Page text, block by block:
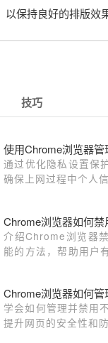
保持良好的排版效果
技巧
使用Chrome浏览器
通过优化隐私设置保
确保上网过程中个人
介绍Chrome浏览器
能的方法，帮助用户
学会如何管理并禁用
提升网页的安全性和